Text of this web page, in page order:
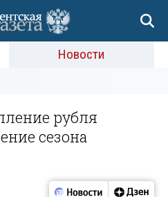
Новости
рубля
сезона